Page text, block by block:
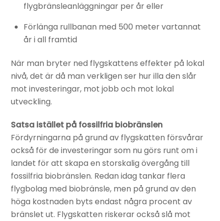
flygbränsleanläggningar per år eller
Förlänga rullbanan med 500 meter vartannat
år i all framtid
När man bryter ned flygskattens effekter på lokal
nivå, det är då man verkligen ser hur illa den slår
mot investeringar, mot jobb och mot lokal
utveckling.
Satsa istället på fossilfria biobränslen
Fördyrningarna på grund av flygskatten försvårar
också för de investeringar som nu görs runt om i
landet för att skapa en storskalig övergång till
fossilfria biobränslen. Redan idag tankar flera
flygbolag med biobränsle, men på grund av den
höga kostnaden byts endast några procent av
bränslet ut. Flygskatten riskerar också slå mot